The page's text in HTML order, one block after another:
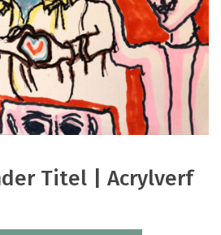
Titel | Acrylverf